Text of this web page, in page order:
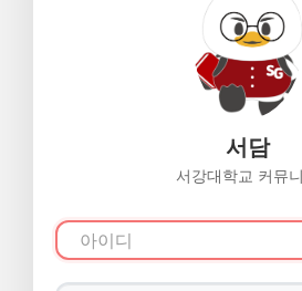
서담
서강대학교 커뮤